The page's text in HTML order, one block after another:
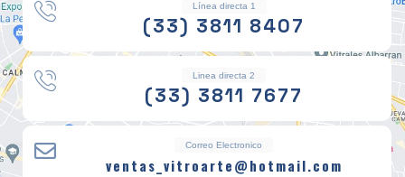
Línea directa 1
(33) 3811 8407
Linea directa 2
(33) 3811 7677
Correo Electronico
ventas_vitroarte@hotmail.com